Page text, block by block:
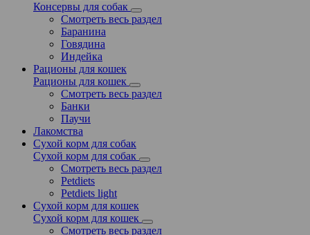
Консервы для собак
Смотреть весь раздел
Баранина
Говядина
Индейка
Рационы для кошек
Рационы для кошек
Смотреть весь раздел
Банки
Паучи
Лакомства
Сухой корм для собак
Сухой корм для собак
Смотреть весь раздел
Petdiets
Petdiets light
Сухой корм для кошек
Сухой корм для кошек
Смотреть весь раздел